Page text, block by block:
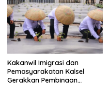
Kakanwil Imigrasi dan
Pemasyarakatan Kalsel
Gerakkan Pembinaan